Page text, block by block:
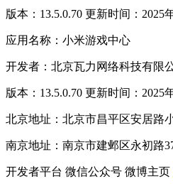
版本：13.5.0.70 更新时间：2025
应用名称：小米游戏中心
开发者：北京瓦力网络科技有限
版本：13.5.0.70 更新时间：2025
北京地址：北京市昌平区安居路
南京地址：南京市建邺区永初路
开发者平台 微信公众号 微博主页